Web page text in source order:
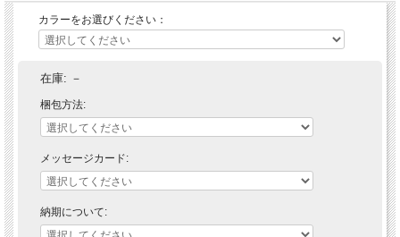
カラーをお選びください：
在庫: －
梱包方法:
メッセージカード:
納期について: